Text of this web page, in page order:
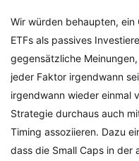
Wir würden behaupten, ein
ETFs als passives
gegensätzliche
jeder Faktor irgendwann
irgendwann wieder einmal
Strategie durchaus auch
Timing assoziieren. Dazu
dass die Small Caps in der